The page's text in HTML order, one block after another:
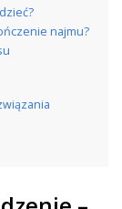
najmu?